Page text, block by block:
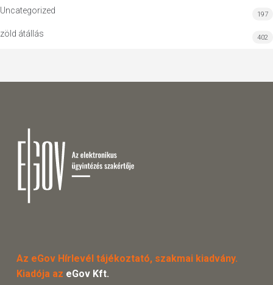
Uncategorized 197
zöld átállás 402
Az eGov Hírlevél tájékoztató, szakmai kiadvány.
Kiadója az eGov Kft.